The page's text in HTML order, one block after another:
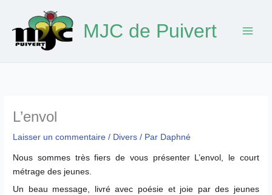
contenu
MJC de Puivert
L’envol
Laisser un commentaire / Divers / Par Daphné
Nous sommes très fiers de vous présenter L’envol, le court
métrage des jeunes.
Un beau message, livré avec poésie et joie par des jeunes